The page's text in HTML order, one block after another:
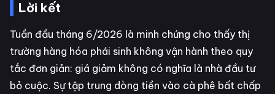
Lời kết
Tuần đầu tháng 6/2026 là minh chứng cho thấy thị
trường hàng hóa phái sinh không vận hành theo quy
tắc đơn giản: giá giảm không có nghĩa là nhà đầu tư
bỏ cuộc. Sự tập trung dòng tiền vào cà phê bất chấp